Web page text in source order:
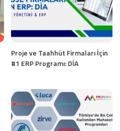
Proje ve Taahhüt Firmaları İçin
#1 ERP Programı: DİA